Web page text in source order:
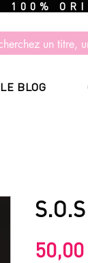
LE BLOG